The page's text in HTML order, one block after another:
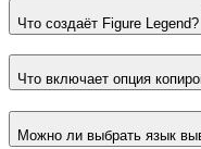
Что создаёт Figure Legend?
Что включает опция
Можно ли выбрать язык